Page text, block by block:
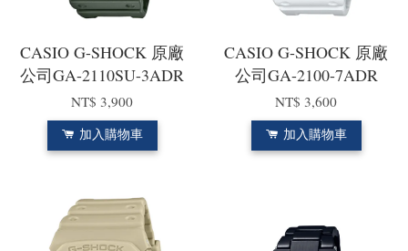
CASIO G-SHOCK 原廠
公司GA-2110SU-3ADR
NT$ 3,900
加入購物車
CASIO G-SHOCK 原廠
公司GA-2100-7ADR
NT$ 3,600
加入購物車